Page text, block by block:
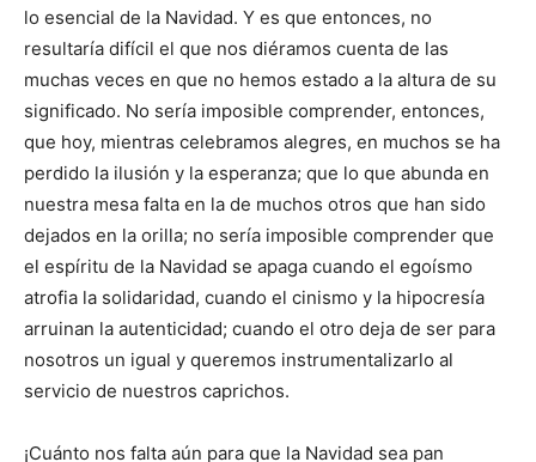
lo esencial de la Navidad. Y es que entonces, no
resultaría difícil el que nos diéramos cuenta de las
muchas veces en que no hemos estado a la altura de su
significado. No sería imposible comprender, entonces,
que hoy, mientras celebramos alegres, en muchos se ha
perdido la ilusión y la esperanza; que lo que abunda en
nuestra mesa falta en la de muchos otros que han sido
dejados en la orilla; no sería imposible comprender que
el espíritu de la Navidad se apaga cuando el egoísmo
atrofia la solidaridad, cuando el cinismo y la hipocresía
arruinan la autenticidad; cuando el otro deja de ser para
no­sotros un igual y queremos instrumentalizarlo al
servicio de nuestros caprichos.
¡Cuánto nos falta aún para que la Navidad sea pan